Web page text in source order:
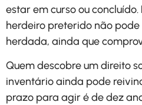
estar em curso ou
herdeiro preterido não
herdada, ainda que
Quem descobre um direito
inventário ainda pode
prazo para agir é de dez